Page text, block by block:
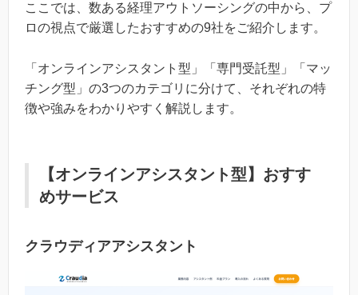
ここでは、数ある経理アウトソーシングの中から、プ
ロの視点で厳選したおすすめの9社をご紹介します。
「オンラインアシスタント型」「専門受託型」「マッ
チング型」の3つのカテゴリに分けて、それぞれの特
徴や強みをわかりやすく解説します。
【オンラインアシスタント型】おすす
めサービス
クラウディアアシスタント